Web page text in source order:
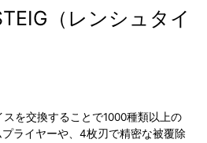
（レンシュタイ
を交換することで1000種類以上の
ライヤーや、4枚刃で精密な被覆除